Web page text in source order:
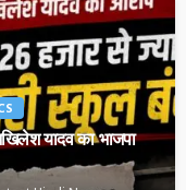
यादव का भाजपा